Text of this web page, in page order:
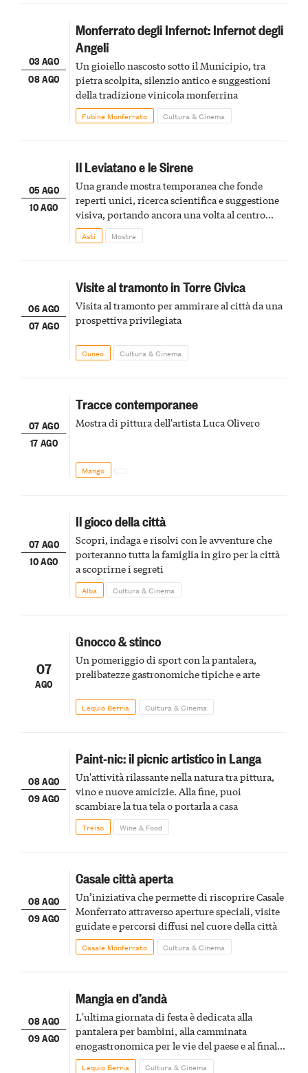
03 AGO
08 AGO
Monferrato degli Infernot: Infernot degli
Angeli
Un gioiello nascosto sotto il Municipio, tra
pietra scolpita, silenzio antico e suggestioni
della tradizione vinicola monferrina
Fubine Monferrato Cultura & Cinema
05 AGO
10 AGO
Il Leviatano e le Sirene
Una grande mostra temporanea che fonde
reperti unici, ricerca scientifica e suggestione
visiva, portando ancora una volta al centro
della scena le meraviglie del passato astigiano
Asti Mostre
06 AGO
07 AGO
Visite al tramonto in Torre Civica
Visita al tramonto per ammirare al città da una
prospettiva privilegiata
Cuneo Cultura & Cinema
07 AGO
17 AGO
Tracce contemporanee
Mostra di pittura dell'artista Luca Olivero
Mango
07 AGO
10 AGO
Il gioco della città
Scopri, indaga e risolvi con le avventure che
porteranno tutta la famiglia in giro per la città
a scoprirne i segreti
Alba Cultura & Cinema
07
AGO
Gnocco & stinco
Un pomeriggio di sport con la pantalera,
prelibatezze gastronomiche tipiche e arte
Lequio Berria Cultura & Cinema
08 AGO
09 AGO
Paint-nic: il picnic artistico in Langa
Un'attività rilassante nella natura tra pittura,
vino e nuove amicizie. Alla fine, puoi
scambiare la tua tela o portarla a casa
Treiso Wine & Food
08 AGO
09 AGO
Casale città aperta
Un’iniziativa che permette di riscoprire Casale
Monferrato attraverso aperture speciali, visite
guidate e percorsi diffusi nel cuore della città
Casale Monferrato Cultura & Cinema
08 AGO
09 AGO
Mangia en d’andà
L'ultima giornata di festa è dedicata alla
pantalera per bambini, alla camminata
enogastronomica per le vie del paese e al finale
pirotecnico
Lequio Berria Cultura & Cinema